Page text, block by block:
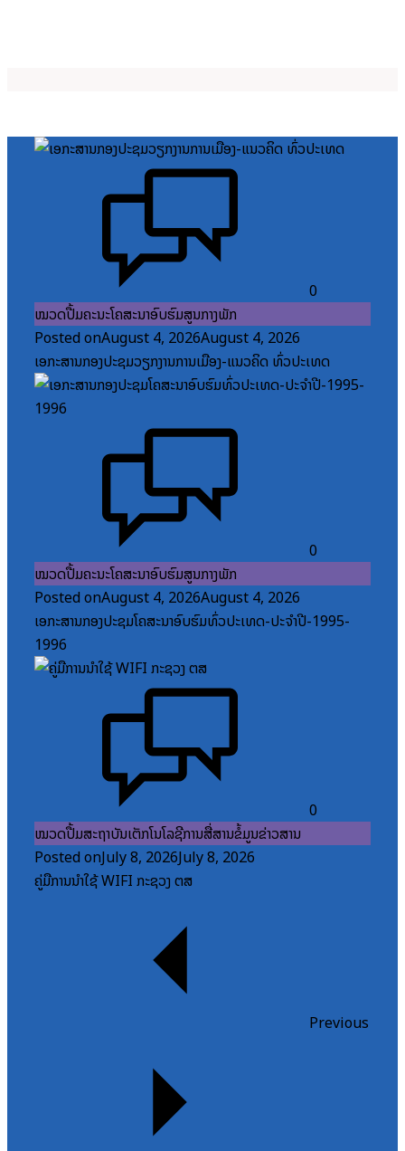
0
ໝວດປື້ມຄະນະໂຄສະນາອົບຮົມສູນກາງພັກ
Posted onAugust 4, 2026August 4, 2026
ເອກະສານກອງປະຊຸມວຽກງານການເມືອງ-ແນວຄິດ ທົ່ວປະເທດ
0
ໝວດປື້ມຄະນະໂຄສະນາອົບຮົມສູນກາງພັກ
Posted onAugust 4, 2026August 4, 2026
ເອກະສານກອງປະຊຸມໂຄສະນາອົບຮົມທົ່ວປະເທດ-ປະຈໍາປີ-1995-
1996
0
ໝວດປື້ມສະຖາບັນເຕັກໂນໂລຊີການສື່ສານຂໍ້ມູນຂ່າວສານ
Posted onJuly 8, 2026July 8, 2026
ຄູ່ມືການນຳໃຊ້ WIFI ກະຊວງ ຕສ
Previous